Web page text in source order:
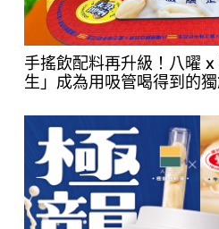
手搖飲配料再升級！八曜
生」成為用吸管喝得到的